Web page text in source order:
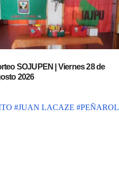
SOJUPEN | Viernes 28 de
2026
#JUAN LACAZE #PEÑAROL